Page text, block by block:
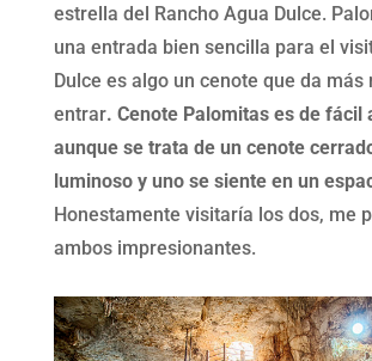
estrella del Rancho Agua Dulce.
una entrada bien sencilla para el
Dulce es algo un cenote que da más
entrar. Cenote Palomitas es de fácil
aunque se trata de un cenote
luminoso y uno se siente en un
Honestamente visitaría los dos, me
ambos impresionantes.